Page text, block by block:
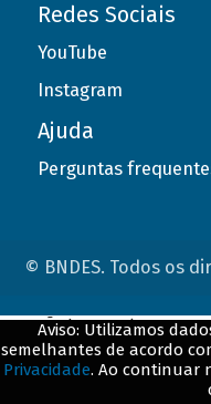
Redes Sociais
YouTube
Instagram
Ajuda
Perguntas
© BNDES. Todos os
Aviso: Utilizamos
semelhantes de acordo
Privacidade. Ao continuar
ConteÃºdo complementar
${title}${badge}